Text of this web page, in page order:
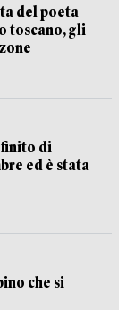
del poeta
toscano, gli
finito di
ed è stata
che si